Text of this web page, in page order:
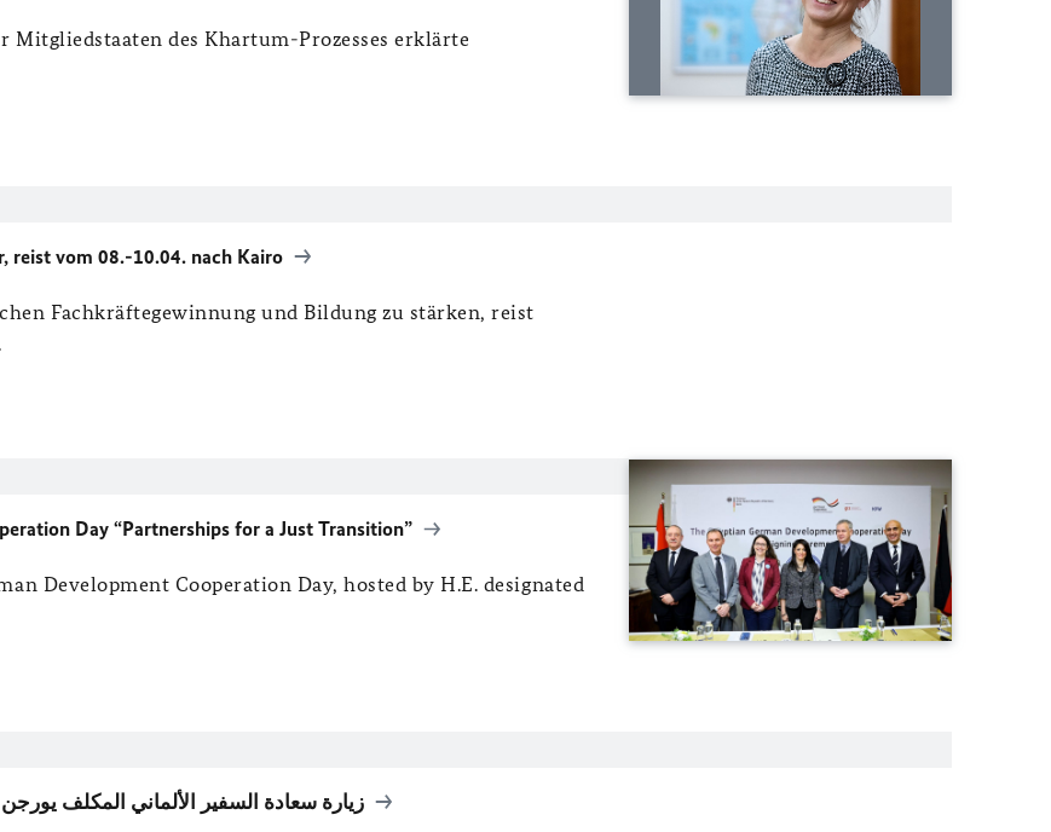
des Khartum-Prozesses erklärte
reist vom 08.-10.04. nach Kairo
Fachkräftegewinnung und Bildung zu stärken, reist
Day “Partnerships for a Just Transition”
Development Cooperation Day, hosted by H.E. designated
زيارة سعادة السفير الألماني المكلف